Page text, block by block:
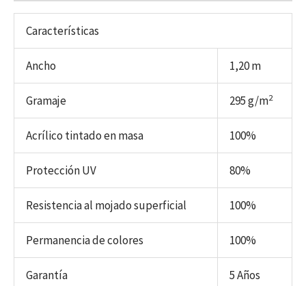
Características
Ancho 1,20 m
Gramaje 295 g/m2
Acrílico tintado en masa 100%
Protección UV 80%
Resistencia al mojado superficial 100%
Permanencia de colores 100%
Garantía 5 Años